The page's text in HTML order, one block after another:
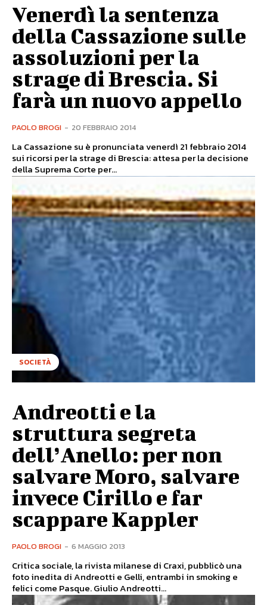
Venerdì la sentenza
della Cassazione sulle
assoluzioni per la
strage di Brescia. Si
farà un nuovo appello
PAOLO BROGI - 20 FEBBRAIO 2014
La Cassazione su è pronunciata venerdì 21 febbraio 2014
sui ricorsi per la strage di Brescia: attesa per la decisione
della Suprema Corte per...
SOCIETÀ
Andreotti e la
struttura segreta
dell’Anello: per non
salvare Moro, salvare
invece Cirillo e far
scappare Kappler
PAOLO BROGI - 6 MAGGIO 2013
Critica sociale, la rivista milanese di Craxi, pubblicò una
foto inedita di Andreotti e Gelli, entrambi in smoking e
felici come Pasque. Giulio Andreotti...